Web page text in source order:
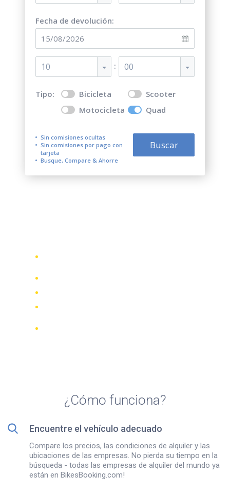
Fecha de devolución:
10 : 00
Tipo: Bicicleta
Scooter
Motocicleta
Quad
Sin comisiones ocultas
Sin comisiones por pago con
tarjeta
Busque, Compare & Ahorre
Buscar
¿Cómo funciona?
Encuentre el vehículo adecuado
Compare los precios, las condiciones de alquiler y las
ubicaciones de las empresas. No pierda su tiempo en la
búsqueda - todas las empresas de alquiler del mundo ya
están en BikesBooking.com!